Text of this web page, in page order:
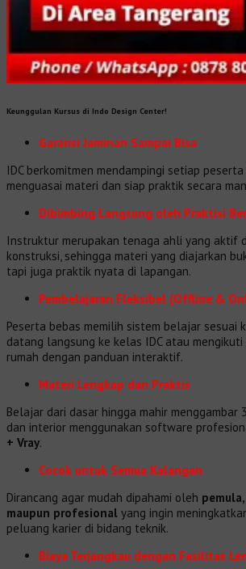
Keunggulan Kursus di Indo Design Center!
Garansi Jaminan Sampai Bisa
IDC berkomitmen mendampingi setiap
menguasai materi dan siap praktik secara
Dibimbing Langsung oleh Praktisi
Instruktur merupakan tenaga ahli yang aktif
konstruksi, sehingga materi yang diajarkan
tapi juga praktik nyata di lapangan.
Pembelajaran Fleksibel (Offline &
Peserta bebas memilih sistem belajar sesuai
datang langsung ke kelas IDC atau
rumah dengan panduan interaktif.
Materi Lengkap dan Praktis
Belajar dari dasar hingga mahir menggambar
dan interior menggunakan software
+ Vray.
Cocok untuk Semua Kalangan
Dirancang agar mudah dipahami oleh
maupun profesional yang ingin
peluang karier di bidang teknik.
Biaya Terjangkau dengan Fasilitas